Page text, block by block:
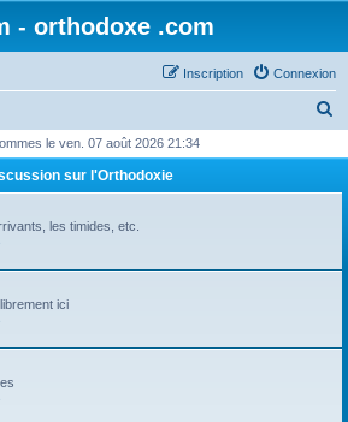
- orthodoxe .com
Connexion
Inscription
h
le ven. 07 août 2026 21:34
sur l'Orthodoxie
les timides, etc.
ici